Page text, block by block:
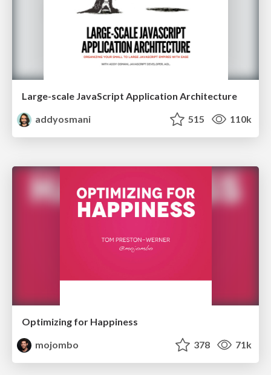
Large-scale JavaScript Application Architecture
addyosmani
515 110k
Optimizing for Happiness
mojombo
378 71k